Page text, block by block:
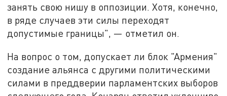
занять свою нишу в оппозиции. Хотя, конечно,
в ряде случаев эти силы переходят
допустимые границы", — отметил он.
На вопрос о том, допускает ли блок "Армения"
создание альянса с другими политическими
силами в преддверии парламентских выборов